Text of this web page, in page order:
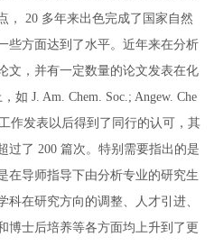
， 20 多年来出色完成了国家自然
些方面达到了水平。近年来在分析
文，并有一定数量的论文发表在化
如 J. Am. Chem. Soc.; Angew. Che
作发表以后得到了同行的认可，其
过了 200 篇次。特别需要指出的是
在导师指导下由分析专业的研究生
在研究方向的调整、人才引进、
博士后培养等各方面均上升到了更